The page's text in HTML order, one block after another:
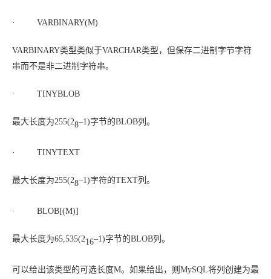
· VARBINARY(M)
VARBINARY类型类似于VARCHAR类型，但保存二进制字节字符
串而不是非二进制字符串。
· TINYBLOB
最大长度为255(28–1)字节的BLOB列。
· TINYTEXT
最大长度为255(28–1)字符的TEXT列。
· BLOB[(M)]
最大长度为65,535(216–1)字节的BLOB列。
可以给出该类型的可选长度M。如果给出，则MySQL将列创建为最